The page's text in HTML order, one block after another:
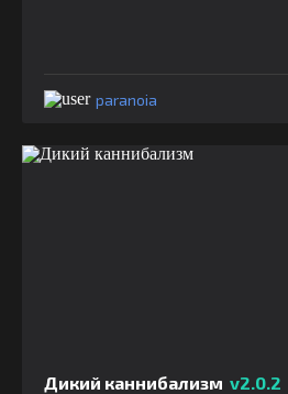
paranoia
Дикий каннибализм v2.0.2